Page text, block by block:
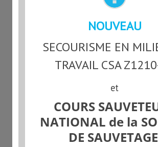
NAITRE-
ENFANT-SOIN-
BAIN-DENT
NOUVEAU
SECOURISME EN
TRAVAIL CSA
et
COURS
NATIONAL de la
DE SAUVETAGE